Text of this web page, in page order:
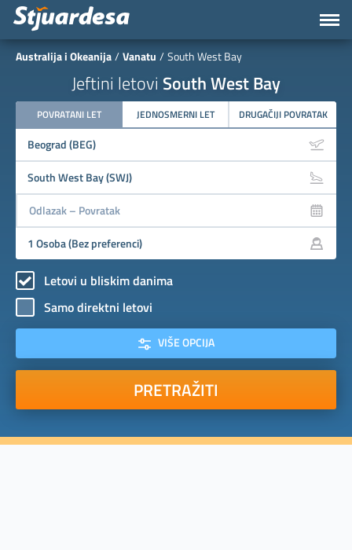
Australija i Okeanija Vanatu South West Bay
Jeftini letovi South West Bay
POVRATANI LET JEDNOSMERNI LET DRUGAČIJI POVRATAK
Letovi u bliskim danima
Samo direktni letovi
VIŠE OPCIJA
PRETRAŽITI